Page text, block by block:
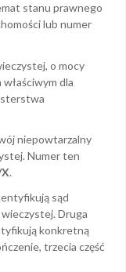
stanu prawnego
lub numer
o mocy
dla
niepowtarzalny
Numer ten
.
sąd
Druga
konkretną
trzecia część